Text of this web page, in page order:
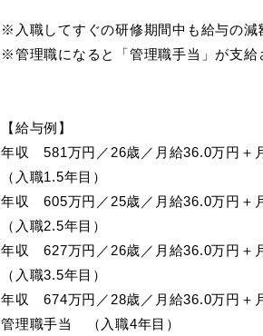
※入職してすぐの研修期間中も給与の減
※管理職になると「管理職手当」が支給
【給与例】
年収　581万円／26歳／月給36.0万円
（入職1.5年目）
年収　605万円／25歳／月給36.0万円
（入職2.5年目）
年収　627万円／26歳／月給36.0万円
（入職3.5年目）
年収　674万円／28歳／月給36.0万円＋
管理職手当　（入職4年目）